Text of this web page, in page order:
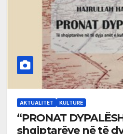
AKTUALITET KULTURË
“PRONAT
shqiptarëve në të